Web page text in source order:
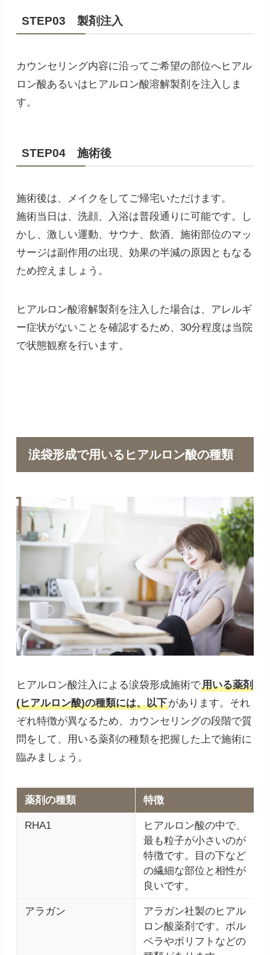
STEP03 製剤注入
カウンセリング内容に沿ってご希望の部位へヒアル
ロン酸あるいはヒアルロン酸溶解製剤を注入しま
す。
STEP04 施術後
施術後は、メイクをしてご帰宅いただけます。
施術当日は、洗顔、入浴は普段通りに可能です。し
かし、激しい運動、サウナ、飲酒、施術部位のマッ
サージは副作用の出現、効果の半減の原因ともなる
ため控えましょう。
ヒアルロン酸溶解製剤を注入した場合は、アレルギ
ー症状がないことを確認するため、30分程度は当院
で状態観察を行います。
涙袋形成で用いるヒアルロン酸の種類
ヒアルロン酸注入による涙袋形成施術で用いる薬剤
(ヒアルロン酸)の種類には、以下があります。それ
ぞれ特徴が異なるため、カウンセリングの段階で質
問をして、用いる薬剤の種類を把握した上で施術に
臨みましょう。
薬剤の種類 特徴
RHA1
ヒアルロン酸の中で、
最も粒子が小さいのが
特徴です。目の下など
の繊細な部位と相性が
良いです。
アラガン
アラガン社製のヒアル
ロン酸薬剤です。ボル
ベラやボリフトなどの